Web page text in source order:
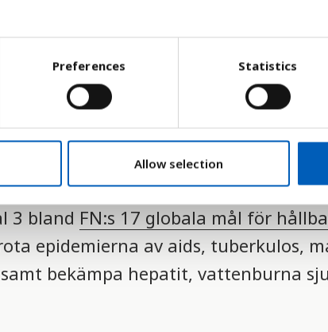
Preferences Statistics
Allow selection
som tar livet av många
stora hälsoproblem, trots att det
infektionen.
3 bland FN:s 17 globala mål för
epidemierna av aids, tuberkulos,
bekämpa hepatit, vattenburna